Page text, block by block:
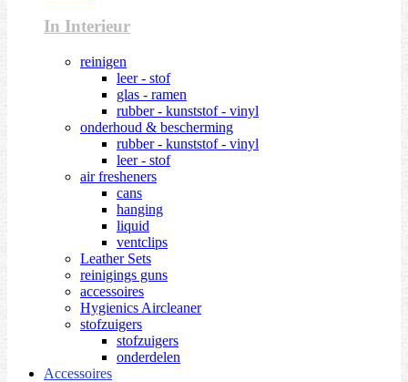
In Interieur
reinigen
leer - stof
glas - ramen
rubber - kunststof - vinyl
onderhoud & bescherming
rubber - kunststof - vinyl
leer - stof
air fresheners
cans
hanging
liquid
ventclips
Leather Sets
reinigings guns
accessoires
Hygienics Aircleaner
stofzuigers
stofzuigers
onderdelen
Accessoires